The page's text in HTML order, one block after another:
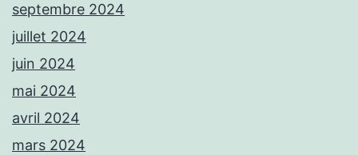
septembre 2024
juillet 2024
juin 2024
mai 2024
avril 2024
mars 2024